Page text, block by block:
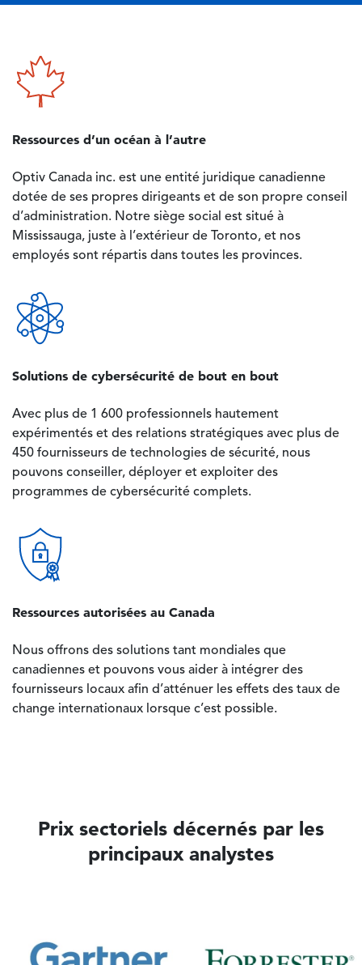
Image
Ressources d’un océan à l’autre
Optiv Canada inc. est une entité juridique canadienne
dotée de ses propres dirigeants et de son propre conseil
d’administration. Notre siège social est situé à
Mississauga, juste à l’extérieur de Toronto, et nos
employés sont répartis dans toutes les provinces.
Image
Solutions de cybersécurité de bout en bout
Avec plus de 1 600 professionnels hautement
expérimentés et des relations stratégiques avec plus de
450 fournisseurs de technologies de sécurité, nous
pouvons conseiller, déployer et exploiter des
programmes de cybersécurité complets.
Image
Ressources autorisées au Canada
Nous offrons des solutions tant mondiales que
canadiennes et pouvons vous aider à intégrer des
fournisseurs locaux afin d’atténuer les effets des taux de
change internationaux lorsque c’est possible.
Prix sectoriels décernés par les
principaux analystes
Image